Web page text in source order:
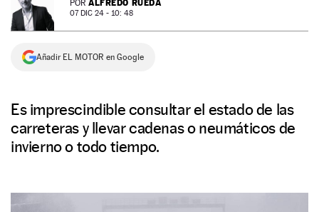
NEWSLETTER
SÍGUENOS
POR ALFREDO RUEDA
07 DIC 24 - 10: 48
Añadir EL MOTOR en Google
Es imprescindible consultar el estado de las
carreteras y llevar cadenas o neumáticos de
invierno o todo tiempo.